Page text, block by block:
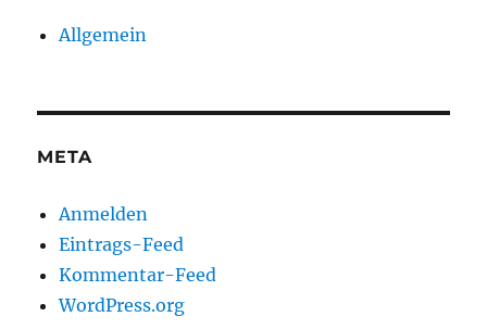
Allgemein
META
Anmelden
Eintrags-Feed
Kommentar-Feed
WordPress.org